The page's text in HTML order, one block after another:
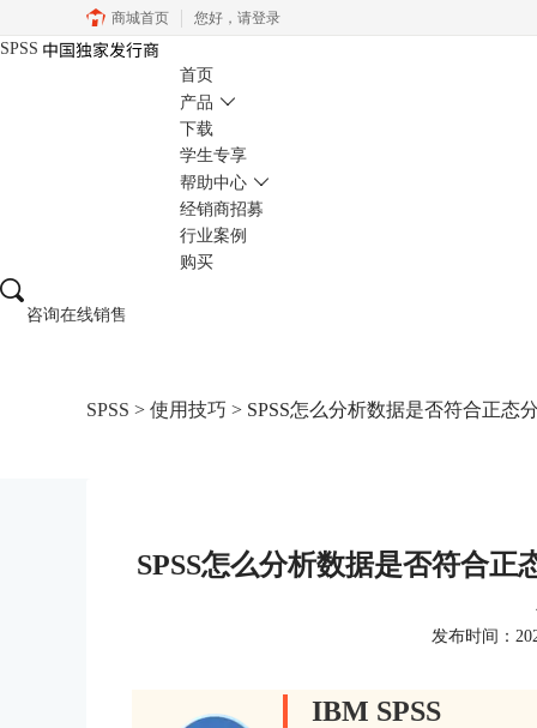
商城首页 您好， 请登录
SPSS
首页
产品
下载
学生专享
帮助中心
经销商招募
行业案例
购买
咨询在线销售
SPSS > 使用技巧 > SPSS怎么分析数据是否符合正态
SPSS怎么分析数据是否符合正
发布时间：
IBM SPSS